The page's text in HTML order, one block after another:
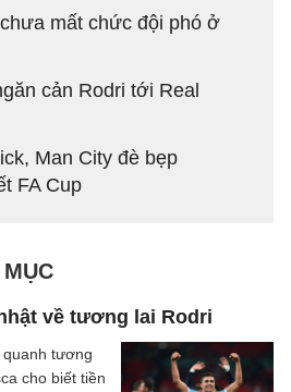
mất chức đội phó ở
cản Rodri tới Real
Man City đè bẹp
FA Cup
về tương lai Rodri
tương
cho biết tiền